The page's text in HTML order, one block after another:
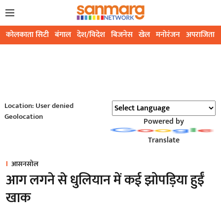
कोलकाता सिटी बंगाल देश/विदेश बिजनेस खेल मनोरंजन अपराजिता
Location: User denied
Geolocation
Powered by
Translate
आसनसोल
आग लगने से धुलियान में कई झोपड़िया हुईं
खाक